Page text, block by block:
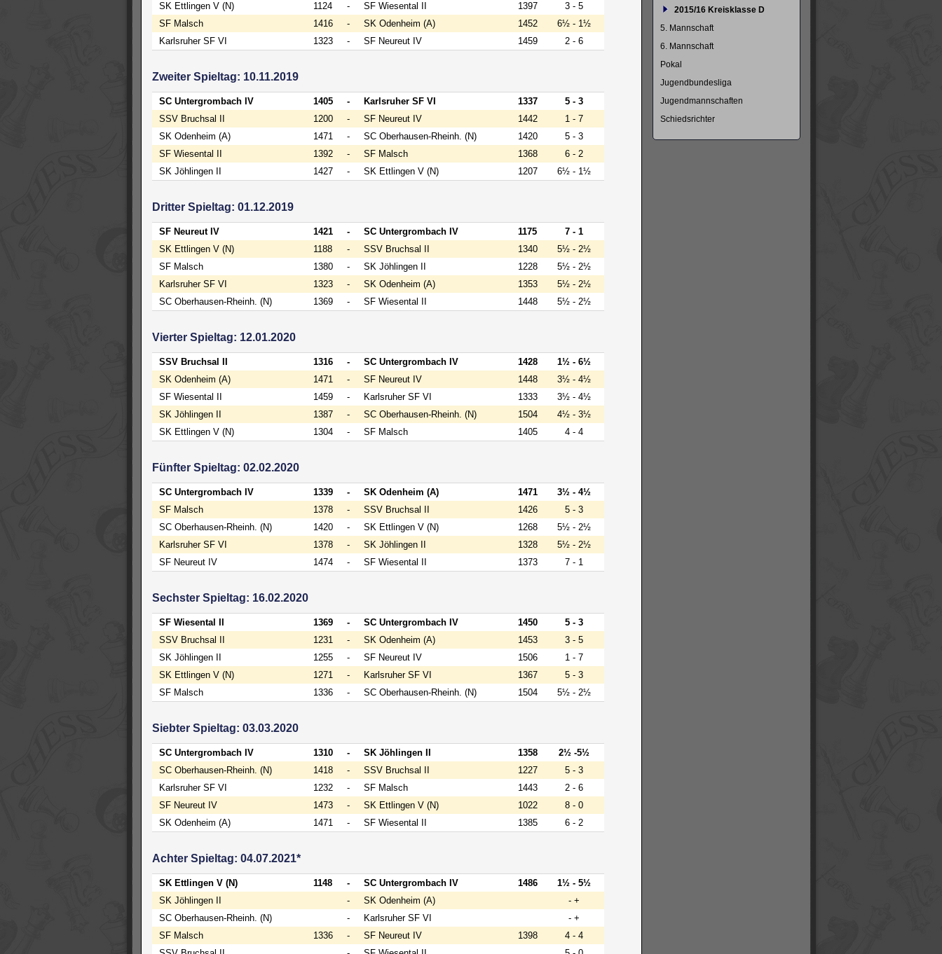
SK Ettlingen V (N)
1124 - SF Wiesental II 1397
3 - 5
SF Malsch
1416 - SK Odenheim (A) 1452
6½ - 1½
Karlsruher SF VI
1323 - SF Neureut IV 1459 2 - 6
Zweiter Spieltag: 10.11.2019
SC Untergrombach IV 1405 - Karlsruher SF VI 1337
5 - 3
SSV Bruchsal II
1200 - SF Neureut IV 1442
1 - 7
SK Odenheim (A)
1471 - SC Oberhausen-Rheinh. (N) 1420
5 - 3
SF Wiesental II
1392 - SF Malsch 1368
6 - 2
SK Jöhlingen II
1427 - SK Ettlingen V (N) 1207 6½ - 1½
Dritter Spieltag: 01.12.2019
SF Neureut IV 1421 - SC Untergrombach IV 1175
7 - 1
SK Ettlingen V (N)
1188 - SSV Bruchsal II 1340
5½ - 2½
SF Malsch
1380 - SK Jöhlingen II 1228
5½ - 2½
Karlsruher SF VI
1323 - SK Odenheim (A) 1353
5½ - 2½
SC Oberhausen-Rheinh. (N)
1369 - SF Wiesental II 1448 5½ - 2½
Vierter Spieltag: 12.01.2020
SSV Bruchsal II 1316 - SC Untergrombach IV 1428
1½ - 6½
SK Odenheim (A)
1471 - SF Neureut IV 1448
3½ - 4½
SF Wiesental II
1459 - Karlsruher SF VI 1333
3½ - 4½
SK Jöhlingen II
1387 - SC Oberhausen-Rheinh. (N) 1504
4½ - 3½
SK Ettlingen V (N)
1304 - SF Malsch 1405 4 - 4
Fünfter Spieltag: 02.02.2020
SC Untergrombach IV 1339 - SK Odenheim (A) 1471
3½ - 4½
SF Malsch
1378 - SSV Bruchsal II 1426
5 - 3
SC Oberhausen-Rheinh. (N)
1420 - SK Ettlingen V (N) 1268
5½ - 2½
Karlsruher SF VI
1378 - SK Jöhlingen II 1328
5½ - 2½
SF Neureut IV
1474 - SF Wiesental II 1373 7 - 1
Sechster Spieltag: 16.02.2020
SF Wiesental II 1369 - SC Untergrombach IV 1450
5 - 3
SSV Bruchsal II
1231 - SK Odenheim (A) 1453
3 - 5
SK Jöhlingen II
1255 - SF Neureut IV 1506
1 - 7
SK Ettlingen V (N)
1271 - Karlsruher SF VI 1367
5 - 3
SF Malsch
1336 - SC Oberhausen-Rheinh. (N) 1504 5½ - 2½
Siebter Spieltag: 03.03.2020
SC Untergrombach IV 1310 - SK Jöhlingen II 1358
2½ -5½
SC Oberhausen-Rheinh. (N)
1418 - SSV Bruchsal II 1227
5 - 3
Karlsruher SF VI
1232 - SF Malsch 1443
2 - 6
SF Neureut IV
1473 - SK Ettlingen V (N) 1022
8 - 0
SK Odenheim (A)
1471 - SF Wiesental II 1385 6 - 2
Achter Spieltag: 04.07.2021*
SK Ettlingen V (N) 1148 - SC Untergrombach IV 1486
1½ - 5½
SK Jöhlingen II
- SK Odenheim (A)
- +
SC Oberhausen-Rheinh. (N)
- Karlsruher SF VI
- +
SF Malsch
1336 - SF Neureut IV 1398
4 - 4
2015/16 Kreisklasse D
5. Mannschaft
6. Mannschaft
Pokal
Jugendbundesliga
Jugendmannschaften
Schiedsrichter